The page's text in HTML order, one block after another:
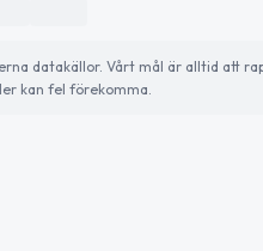
datakällor. Vårt mål är alltid att
kan fel förekomma.